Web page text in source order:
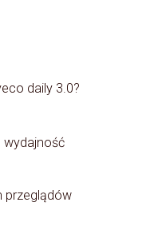
daily 3.0?
wydajność
przeglądów